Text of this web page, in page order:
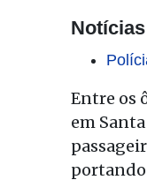
Entre os
em
portando